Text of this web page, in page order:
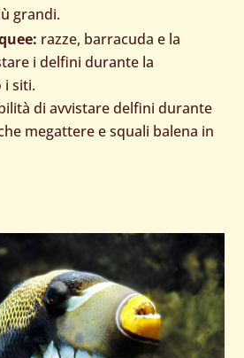
grandi.
razze, barracuda e la
i delfini durante la
i siti.
di avvistare delfini durante
megattere e squali balena in